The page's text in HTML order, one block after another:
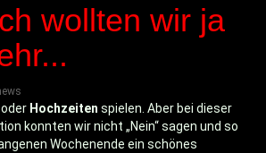
wollten wir ja
oder Hochzeiten spielen. Aber bei dieser
konnten wir nicht „Nein“ sagen und so
Wochenende ein schönes